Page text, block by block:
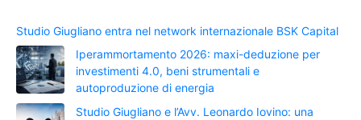
Studio Giugliano entra nel network internazionale BSK Capital
Iperammortamento 2026: maxi-deduzione per
investimenti 4.0, beni strumentali e
autoproduzione di energia
Studio Giugliano e l’Avv. Leonardo Iovino: una